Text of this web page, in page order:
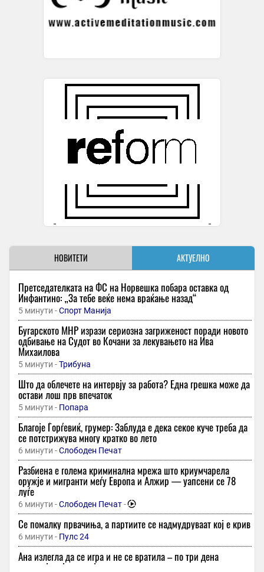
НОВИТЕТИ АКТУЕЛНО
Претседателката на ФС на Норвешка побара оставка од
Инфантино: „За тебе веќе нема враќање назад“
5 минути -Спорт Манија
Бугарското МНР изрази сериозна загриженост поради новото
одбивање на Судот во Кочани за лекувањето на Ива
Михаилова
5 минути -Трибуна
Што да облечете на интервју за работа? Една грешка може да
остави лош прв впечаток
5 минути - Попара
Благоје Ѓорѓевиќ, грумер: Заблуда е дека секое куче треба да
се потстрижува многу кратко во лето
6 минути -Слободен Печат
Разбиена е голема криминална мрежа што криумчарела
оружје и мигранти меѓу Европа и Алжир — уапсени се 78
луѓе
6 минути -Слободен Печат-
Се помалку првачиња, а партиите се надмудруваат кој е крив
6 минути - Пулс 24
Ана излегла да се игра и не се вратила – по три дена
полицијата ја пронајде жива и здрава